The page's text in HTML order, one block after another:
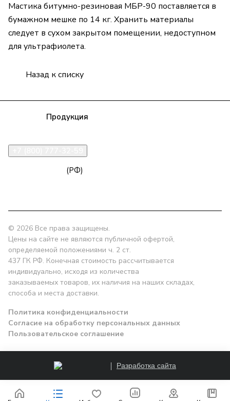
Заказать
Мастика битумно-резиновая МБР-90 поставляется в
бумажном мешке по 14 кг. Хранить материалы
следует в сухом закрытом помещении, недоступном
для ультрафиолета.
Назад к списку
Продукция
(РФ)
© 2026 Все права защищены.
Цены на сайте не являются публичной офертой,
определяемой положениями ч. 2 ст.
437 ГК РФ. Конечная стоимость рассчитывается
индивидуально, исходя из количества
заказываемых товаров, их наличия на наших складах,
способа и места доставки.
Политика конфиденциальности
Согласие на обработку персональных данных
Пользовательское соглашение
Разработка сайта